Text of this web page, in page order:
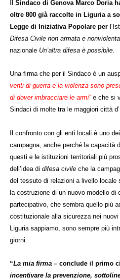
Sindaco di Genova Marco Doria
oltre 800 già raccolte in Liguria a
Legge di Iniziativa Popolare per l’
Difesa Civile non armata e nonviolenta
nazionale Un’altra difesa è possibile
Una firma che per il Sindaco è un
venti di guerra e la violenza sono
di dover imbracciare le armi“ e che si
Sindaci di molte tra le maggiori città
Il confronto con gli enti locali è uno
campagna, anche perché la capacità
questi e le istituzioni territoriali più
dell’idea di difesa civile che la
del tessuto di relazioni a livello locale
la costruzione di un nuovo modello di
partecipativo, che sembra quello più
costituzionale alla sicurezza nei
Liguria sappiamo, sono sempre più
giorni.
“La mia firma – conclude il primo
incentivare la prevenzione,